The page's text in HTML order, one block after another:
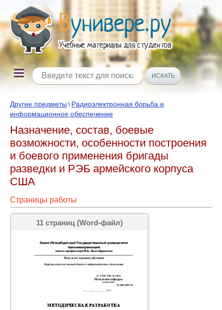
Другие предметы \ Радиоэлектронная борьба и
информационное обеспечение
Назначение, состав, боевые
возможности, особенности построения
и боевого применения бригады
разведки и РЭБ армейского корпуса
США
Страницы работы
11 страниц (Word-файл)